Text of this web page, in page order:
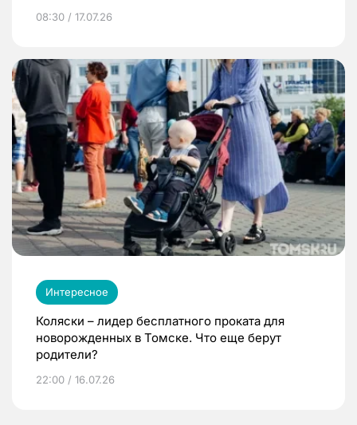
08:30 / 17.07.26
Интересное
Коляски – лидер бесплатного проката для
новорожденных в Томске. Что еще берут
родители?
22:00 / 16.07.26